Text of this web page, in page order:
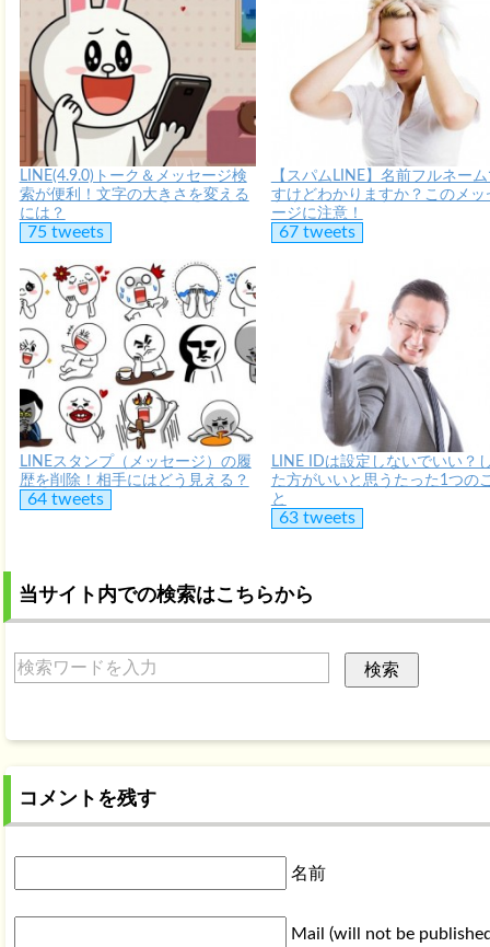
LINE(4.9.0)トーク＆メッセージ検
索が便利！文字の大きさを変える
には？
75 tweets
【スパムLINE】名前フルネー
すけどわかりますか？このメッ
ージに注意！
67 tweets
LINEスタンプ（メッセージ）の履
歴を削除！相手にはどう見える？
64 tweets
LINE IDは設定しないでいい？
た方がいいと思うたった1つの
と
63 tweets
当サイト内での検索はこちらから
コメントを残す
名前
Mail (will not be